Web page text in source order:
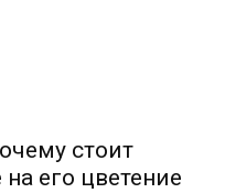
стоит
его цветение